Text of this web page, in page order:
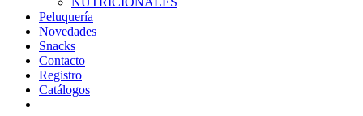
Peluquería
Novedades
Snacks
Contacto
Registro
Catálogos